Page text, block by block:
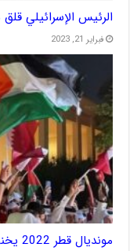
الرئيس الإسرائيلي
فبراير 21, 2023
مونديال قطر 2022 يخنق الكيان الصهيوني ويعزله